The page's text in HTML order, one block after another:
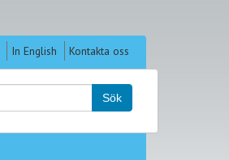
In English Kontakta oss
Sök